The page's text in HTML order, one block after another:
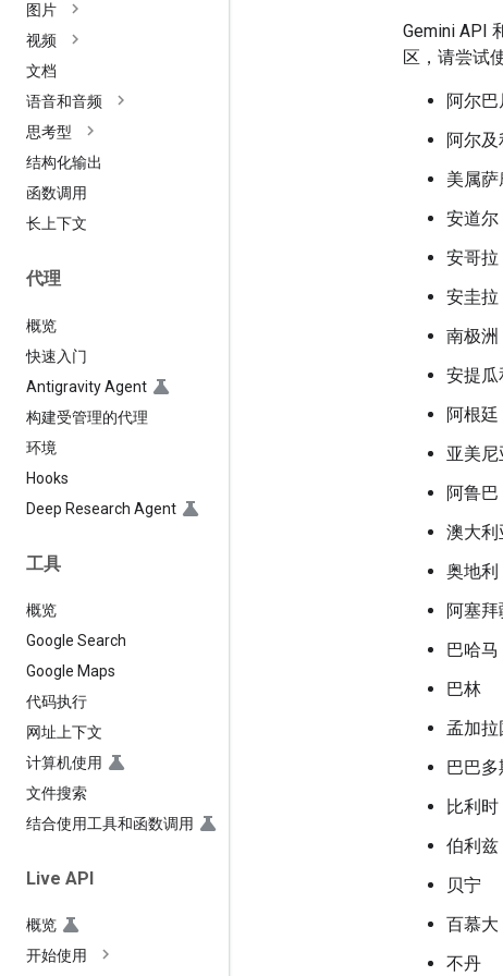
图片
视频
文档
语音和音频
思考型
结构化输出
函数调用
长上下文
代理
概览
快速入门
Antigravity Agent
构建受管理的代理
环境
Hooks
Deep Research Agent
工具
概览
Google Search
Google Maps
代码执行
网址上下文
计算机使用
文件搜索
结合使用工具和函数调用
Live API
概览
开始使用
Gemini API
区，请尝试
阿尔巴
阿尔及
美属萨
安道尔
安哥拉
安圭拉
南极洲
安提瓜
阿根廷
亚美尼
阿鲁巴
澳大利
奥地利
阿塞拜
巴哈马
巴林
孟加拉
巴巴多
比利时
伯利兹
贝宁
百慕大
不丹